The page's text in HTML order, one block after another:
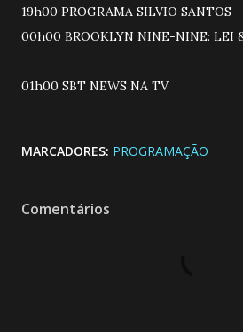
19h00 PROGRAMA
00h00 BROOKLYN NINE-NINE:
01h00 SBT NEWS NA TV
MARCADORES: PROGRAMAÇÃO
Comentários